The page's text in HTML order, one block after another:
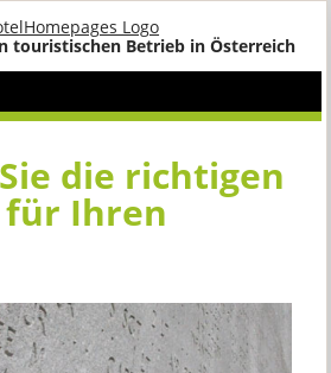
touristischen Betrieb in Österreich
die richtigen
für Ihren